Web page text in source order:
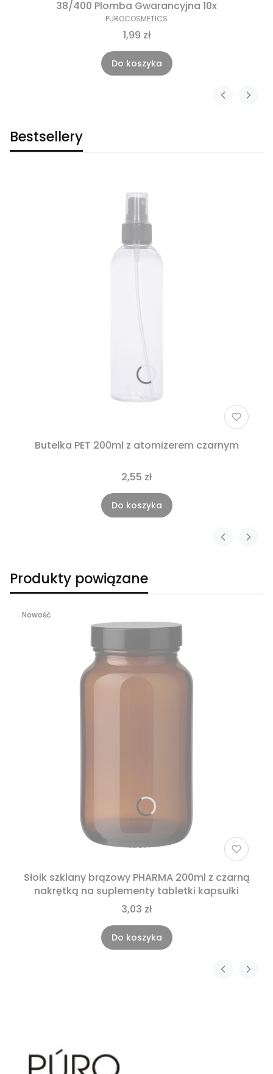
38/400 Plomba Gwarancyjna 10x
PUROCOSMETICS
1,99 zł
Do koszyka
Bestsellery
Butelka PET 200ml z atomizerem czarnym
2,55 zł
Do koszyka
Produkty powiązane
Nowość
Słoik szklany brązowy PHARMA 200ml z czarną
nakrętką na suplementy tabletki kapsułki
3,03 zł
Do koszyka